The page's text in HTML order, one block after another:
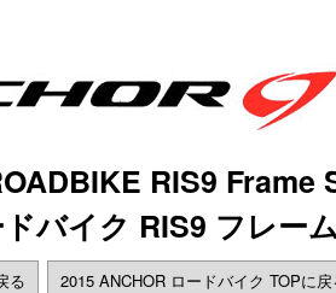
RIS9 Frame
バイク RIS9 フレー
る 2015 ANCHOR ロードバイク TOPに戻